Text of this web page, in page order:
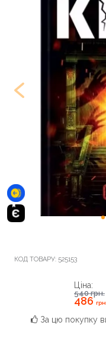
КОД ТОВАРУ: 525153
Ціна:
540грн.
486грн.
За цю покупку